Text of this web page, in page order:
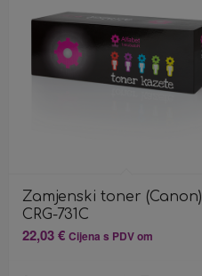
Zamjenski toner (Canon)
CRG-731C
22,03€ Cijena s PDV om